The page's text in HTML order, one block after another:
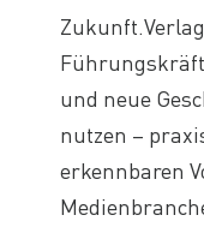
und neue
nutzen –
erkennbaren